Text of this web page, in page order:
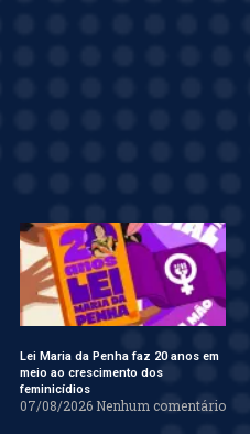
Lei Maria da Penha faz 20 anos em
meio ao crescimento dos
feminicídios
07/08/2026 Nenhum comentário